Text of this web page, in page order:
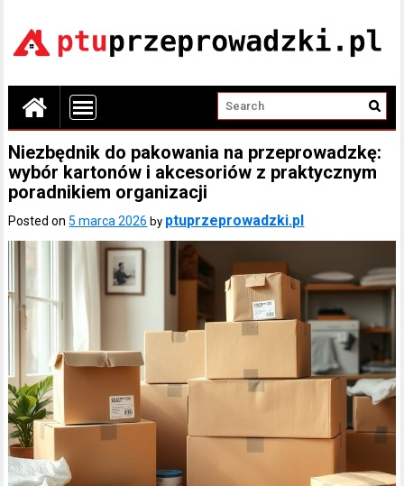
Niezbędnik do pakowania na przeprowadzkę:
wybór kartonów i akcesoriów z praktycznym
poradnikiem organizacji
Posted on5 marca 2026 by ptuprzeprowadzki.pl